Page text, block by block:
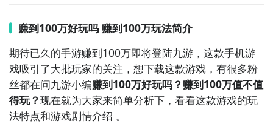
赚到100万好玩吗 赚到100万玩法简介
期待已久的手游赚到100万即将登陆九游，这款手机游
戏吸引了大批玩家的关注，想下载这款游戏，有很多粉
丝都在问九游小编赚到100万好玩吗？赚到100万值不值
得玩？现在就为大家来简单分析下，看看这款游戏的玩
法特点和游戏剧情介绍 。